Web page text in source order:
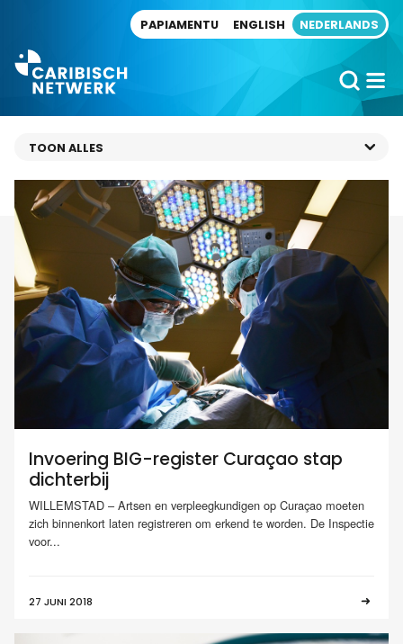
PAPIAMENTU ENGLISH NEDERLANDS
Invoering BIG-register Curaçao stap
dichterbij
WILLEMSTAD – Artsen en verpleegkundigen op Curaçao moeten
zich binnenkort laten registreren om erkend te worden. De Inspectie
voor...
27 JUNI 2018